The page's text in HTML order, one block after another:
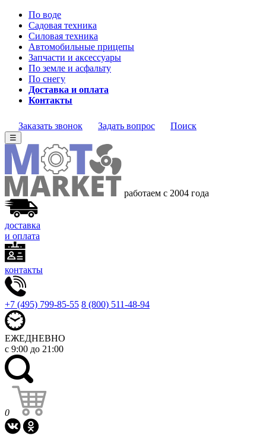
По воде
Садовая техника
Силовая техника
Автомобильные прицепы
Запчасти и аксессуары
По земле и асфальту
По снегу
Доставка и оплата
Контакты
Заказать звонок Задать вопрос Поиск
☰
работаем с 2004 года
доставка
и оплата
контакты
+7 (495) 799-85-55 8 (800) 511-48-94
ЕЖЕДНЕВНО
с 9:00 до 21:00
0